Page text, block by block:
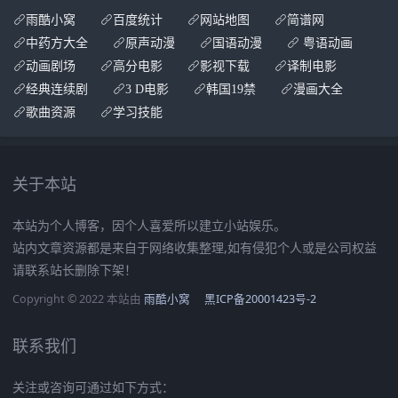
雨酷小窝 百度统计 网站地图
简谱网
中药方大全
原声动漫 国语动漫
粤语动画
动画剧场
高分电影 影视下载
译制电影
经典连续剧
3 D电影 韩国19禁
漫画大全
歌曲资源
学习技能
关于本站
本站为个人博客，因个人喜爱所以建立小站娱乐。
站内文章资源都是来自于网络收集整理,如有侵犯个人或是公司权益
请联系站长删除下架！
Copyright © 2022 本站由 雨酷小窝 黑ICP备20001423号-2
联系我们
关注或咨询可通过如下方式：